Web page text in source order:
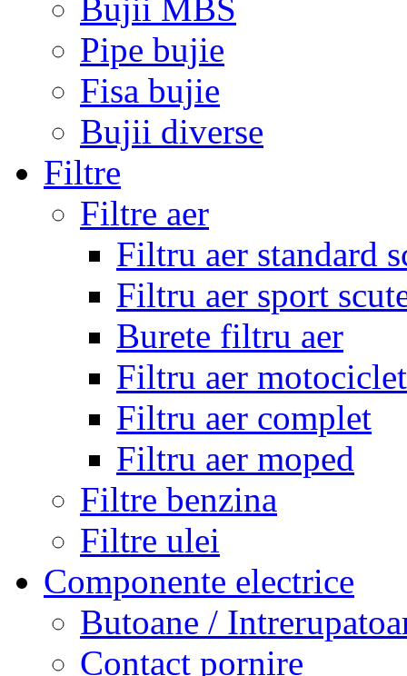
Bujii MBS
Pipe bujie
Fisa bujie
Bujii diverse
Filtre
Filtre aer
Filtru aer standard
Filtru aer sport
Burete filtru aer
Filtru aer
Filtru aer complet
Filtru aer moped
Filtre benzina
Filtre ulei
Componente electrice
Butoane /
Contact pornire